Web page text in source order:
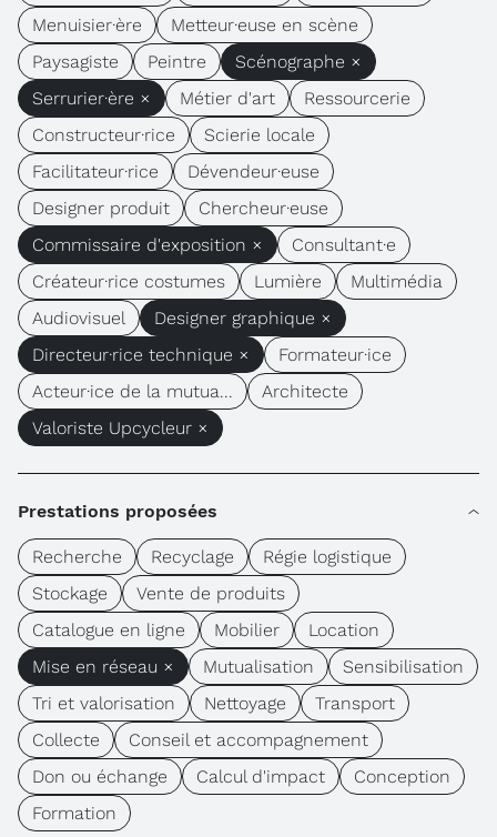
Menuisier·ère
Metteur·euse en scène
Paysagiste
Peintre
Scénographe ×
Serrurier·ère ×
Métier d'art
Ressourcerie
Constructeur·rice
Scierie locale
Facilitateur·rice
Dévendeur·euse
Designer produit
Chercheur·euse
Commissaire d'exposition ×
Consultant·e
Créateur·rice costumes
Lumière
Multimédia
Audiovisuel
Designer graphique ×
Directeur·rice technique ×
Formateur·ice
Acteur·ice de la mutua...
Architecte
Valoriste Upcycleur ×
Prestations proposées
Recherche Recyclage
Régie logistique
Stockage
Vente de produits
Catalogue en ligne
Mobilier
Location
Mise en réseau ×
Mutualisation
Sensibilisation
Tri et valorisation
Nettoyage
Transport
Collecte
Conseil et accompagnement
Don ou échange
Calcul d'impact
Conception
Formation